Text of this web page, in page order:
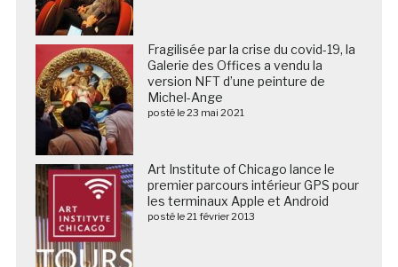
Fragilisée par la crise du covid-19, la
Galerie des Offices a vendu la
version NFT d’une peinture de
Michel-Ange
posté le 23 mai 2021
Art Institute of Chicago lance le
premier parcours intérieur GPS pour
les terminaux Apple et Android
posté le 21 février 2013